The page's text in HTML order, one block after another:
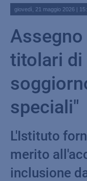
giovedì, 21 maggio 2026 |
titolari di
speciali"
L'Istituto
merito
inclusione